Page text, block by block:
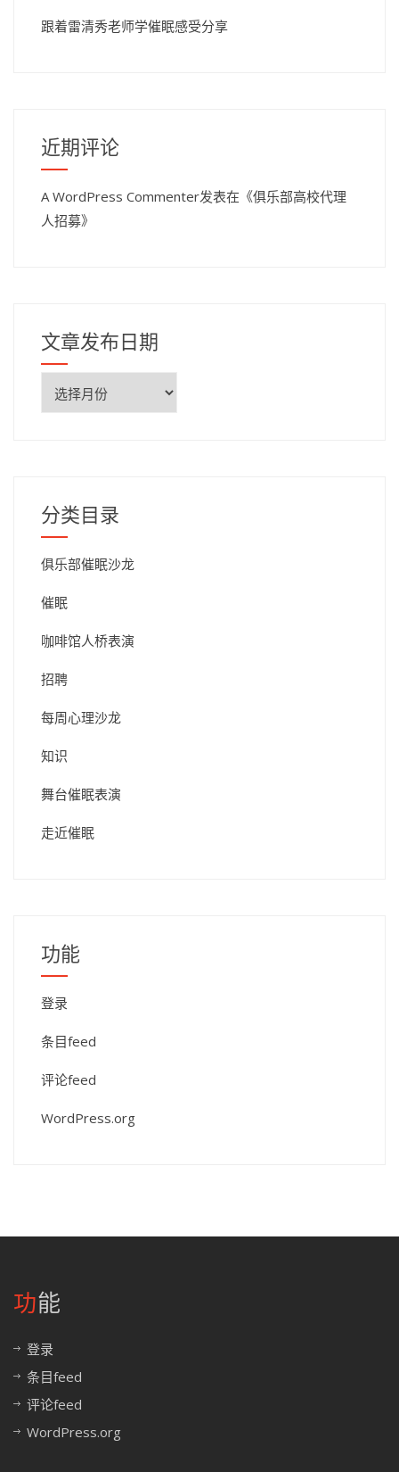
跟着雷清秀老师学催眠感受分享
近期评论
A WordPress Commenter发表在《俱乐部高校代理
人招募》
文章发布日期
期
分类目录
俱乐部催眠沙龙
催眠
咖啡馆人桥表演
招聘
每周心理沙龙
知识
舞台催眠表演
走近催眠
功能
登录
条目feed
评论feed
WordPress.org
功能
登录
条目feed
评论feed
WordPress.org